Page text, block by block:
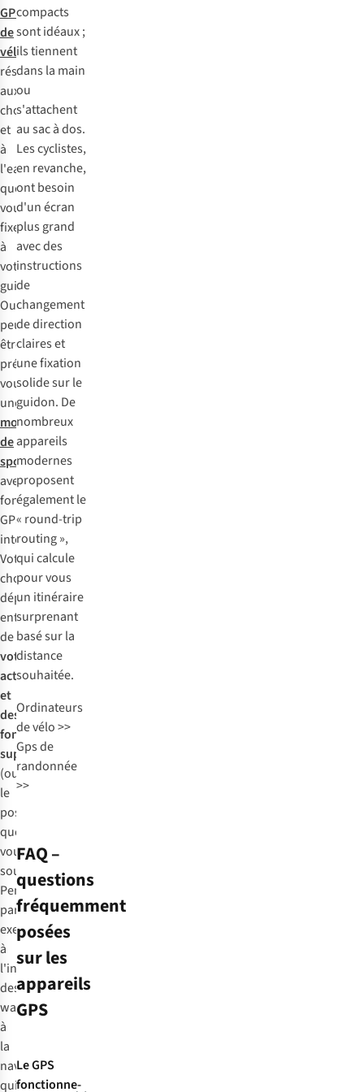
GPS
de
vélo
résistant
aux
chocs
et
à
l'eau
que
vous
fixez
à
votre
guidon.
Ou
peut-
être
préférerez-
vous
une
montre
de
sport
avec
fonction
GPS
intégrée ?
Votre
choix
dépend
entièrement
de
votre
activité
et
des
fonctionnalités
supplémentaires
(outre
le
positionnement)
que
vous
souhaitez.
Pensez,
par
exemple,
à
l'indication
des
waypoints,
à
la
navigation
qui
compacts
sont idéaux ;
ils tiennent
dans la main
ou
s'attachent
au sac à dos.
Les cyclistes,
en revanche,
ont besoin
d'un écran
plus grand
avec des
instructions
de
changement
de direction
claires et
une fixation
solide sur le
guidon. De
nombreux
appareils
modernes
proposent
également le
« round-trip
routing »,
qui calcule
pour vous
un itinéraire
surprenant
basé sur la
distance
souhaitée.
Ordinateurs
de vélo >>
Gps de
randonnée
>>
FAQ –
questions
fréquemment
posées
sur les
appareils
GPS
Le GPS
fonctionne-